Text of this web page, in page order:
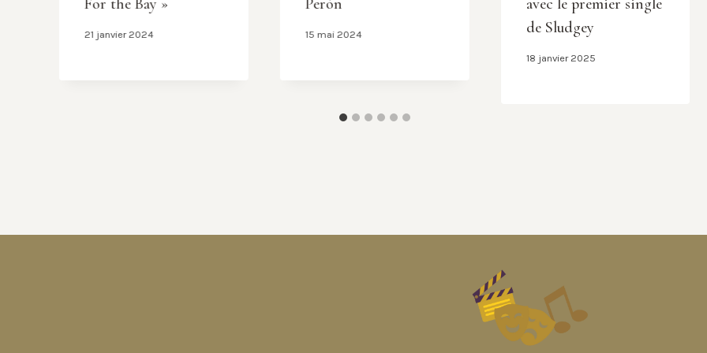
For the Bay »
21 janvier 2024
Perón
15 mai 2024
avec le premier single
de Sludgey
18 janvier 2025